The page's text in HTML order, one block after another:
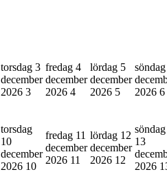
torsdag 3
december
2026 3
fredag 4
december
2026 4
lördag 5
december
2026 5
2026 6
torsdag
10
december
2026 10
fredag 11
december
2026 11
lördag 12
december
2026 12
söndag
13
2026